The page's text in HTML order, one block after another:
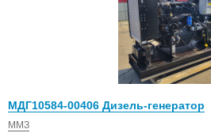
МДГ10584-00406 Дизель-генератор
ММЗ